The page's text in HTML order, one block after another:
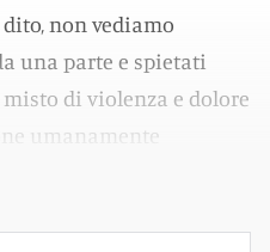
non vediamo
una parte e spietati
misto di violenza e dolore
umanamente